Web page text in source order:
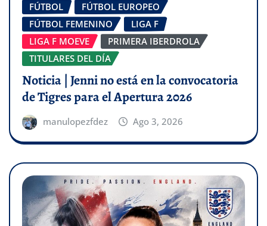
FÚTBOL
FÚTBOL EUROPEO
FÚTBOL FEMENINO
LIGA F
LIGA F MOEVE
PRIMERA IBERDROLA
TITULARES DEL DÍA
Noticia | Jenni no está en la convocatoria
de Tigres para el Apertura 2026
manulopezfdez Ago 3, 2026